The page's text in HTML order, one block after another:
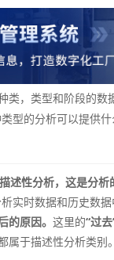
类，类型和阶段的
型的分析可以提供什
述性分析，这是分析
实时数据和历史数
的原因。这里的“过
于描述性分析类别。